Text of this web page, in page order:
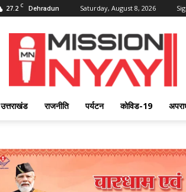
27.2 C Dehradun Saturday, August 8, 2026
Mission
Nyay
उत्तराखंड राजनीति पर्यटन कोविड-19